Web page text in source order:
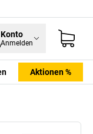
Konto
Anmelden
Aktionen %